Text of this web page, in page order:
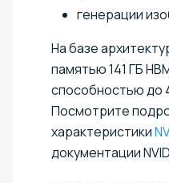
генерации
На базе
памятью 141 ГБ
способностью до
Посмотрите
характеристики
документации